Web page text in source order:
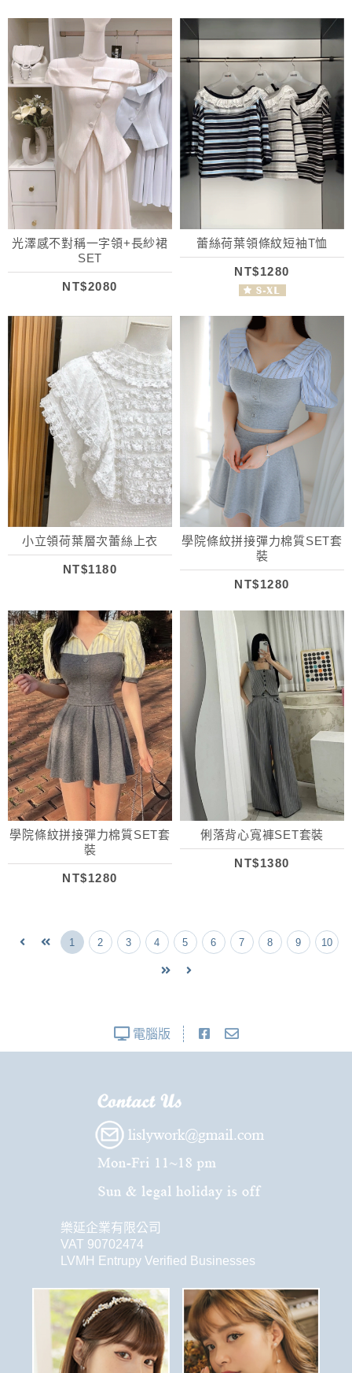
光澤感不對稱一字領+長紗裙
SET
NT$2080
蕾絲荷葉領條紋短袖T恤
NT$1280
小立領荷葉層次蕾絲上衣
NT$1180
學院條紋拼接彈力棉質SET套
裝
NT$1280
學院條紋拼接彈力棉質SET套
裝
NT$1280
俐落背心寬褲SET套裝
NT$1380
1 2 3 4 5 6 7 8 9 10
電腦版
樂延企業有限公司
VAT 90702474
LVMH Entrupy Verified Businesses